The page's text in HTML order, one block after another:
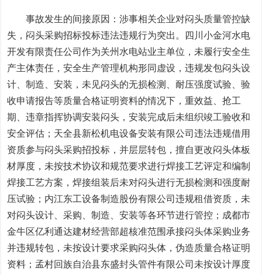
事故发生的间接原因：涉事相关企业对闷头质量管控缺
失，闷头采购招标投标违法违规行为突出。四川小金河水电
开发有限责任公司作为关州水电站业主单位，未履行安全生
产主体责任，安全生产管理机构形同虚设，违规发包闷头设
计、制造、安装，未见闷头的无损检测、耐压强度试验、验
收申请报告等质量合格证明资料的情况下，重效益、抢工
期、违章指挥协调安装闷头，安装完成后未组织竣工验收和
安全评估；天全县新松机电设备安装有限公司违法违规借用
资质参与闷头采购招投标，并层层转包，擅自更改闷头体板
材厚度，未按技术协议和规范要求进行焊接工艺评定和编制
焊接工艺方案，焊接组装后未对闷头进行无损检测和强度耐
压试验；内江东工设备制造股份有限公司违规租借资质，未
对闷头设计、采购、制造、安装等各环节进行管控；成都市
金牛区亿利通达建材经营部超核准范围承接闷头体采购业务
并违规转包，未按设计要求采购闷头体，伪造质量合格证明
资料；孟村回族自治县东盛封头管件有限公司未按设计厚度